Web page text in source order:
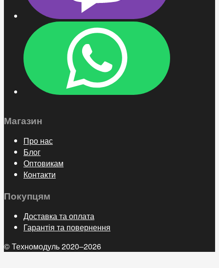
Магазин
Про нас
Блог
Оптовикам
Контакти
Покупцям
Доставка та оплата
Гарантія та повернення
© Техномодуль 2020–2026